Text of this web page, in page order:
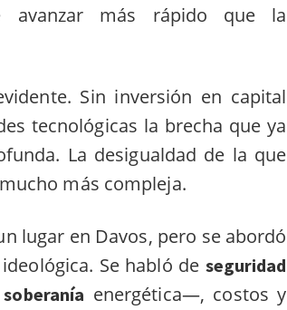
avanzar más rápido que la
Sin inversión en capital
tecnológicas la brecha que ya
La desigualdad de la que
más compleja.
lugar en Davos, pero se abordó
Se habló de seguridad
soberanía energética—, costos y